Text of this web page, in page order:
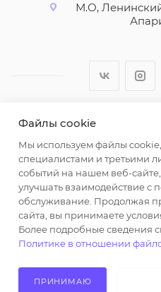
М.О,
2026 © ООО "Вайт
Любая информация на
характер и не
определяемой
Гражданского кодекса
Использование любых
на https://opt-milena.ru,
наличии письменного
активной ссылки
Файлы cookie
Мы используем файлы
специалистами и третьими
событий на нашем веб-
улучшать взаимодействие с
обслуживание. Продолжая
сайта, вы принимаете
Более подробные сведения
Политике в отношении
ПРИНИМАЮ